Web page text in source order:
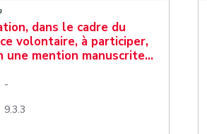
dans le cadre du
volontaire, à participer,
une mention manuscrite…
-
9.3.3